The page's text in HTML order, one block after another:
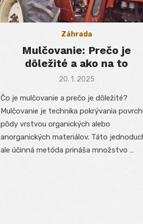
Záhrada
Mulčovanie: Prečo je
dôležité a ako na to
Posted
20. 1. 2025
Čo je mulčovanie a prečo je dôležité?
Mulčovanie je technika pokrývania
pôdy vrstvou organických alebo
anorganických materiálov. Táto
ale účinná metóda prináša množstvo …